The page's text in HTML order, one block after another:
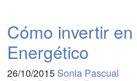
Cómo invertir
Energético
26/10/2015 Sonia Pascual